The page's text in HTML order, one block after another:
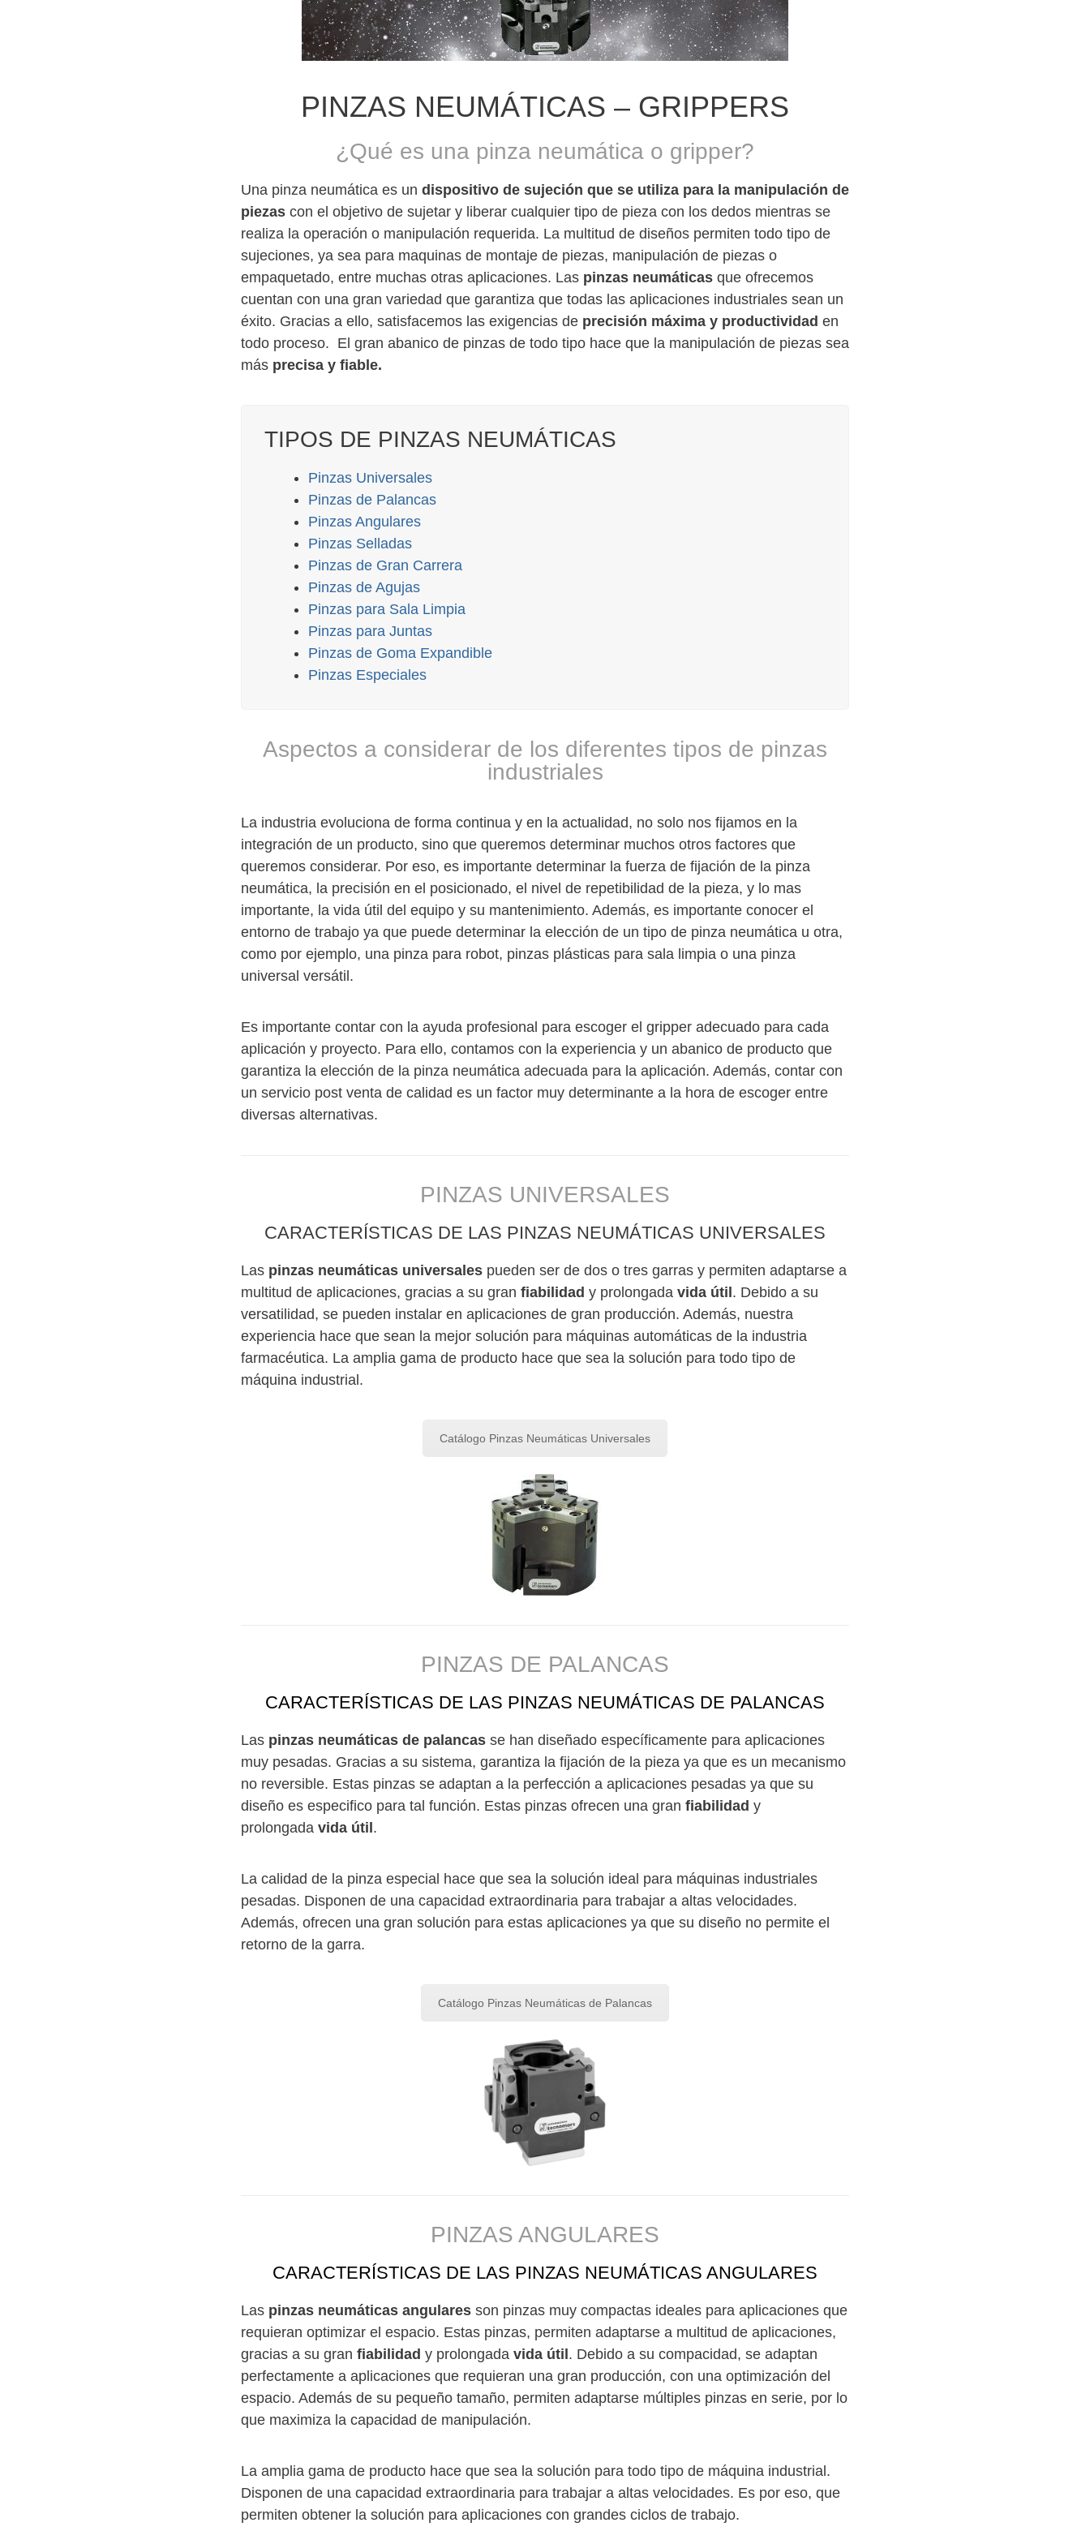
PINZAS NEUMÁTICAS – GRIPPERS
¿Qué es una pinza neumática o gripper?
Una pinza neumática es un dispositivo de sujeción que se utiliza para la manipulación de
piezas con el objetivo de sujetar y liberar cualquier tipo de pieza con los dedos mientras se
realiza la operación o manipulación requerida. La multitud de diseños permiten todo tipo de
sujeciones, ya sea para maquinas de montaje de piezas, manipulación de piezas o
empaquetado, entre muchas otras aplicaciones. Las pinzas neumáticas que ofrecemos
cuentan con una gran variedad que garantiza que todas las aplicaciones industriales sean un
éxito. Gracias a ello, satisfacemos las exigencias de precisión máxima y productividad en
todo proceso. El gran abanico de pinzas de todo tipo hace que la manipulación de piezas sea
más precisa y fiable.
TIPOS DE PINZAS NEUMÁTICAS
Pinzas Universales
Pinzas de Palancas
Pinzas Angulares
Pinzas Selladas
Pinzas de Gran Carrera
Pinzas de Agujas
Pinzas para Sala Limpia
Pinzas para Juntas
Pinzas de Goma Expandible
Pinzas Especiales
Aspectos a considerar de los diferentes tipos de pinzas
industriales
La industria evoluciona de forma continua y en la actualidad, no solo nos fijamos en la
integración de un producto, sino que queremos determinar muchos otros factores que
queremos considerar. Por eso, es importante determinar la fuerza de fijación de la pinza
neumática, la precisión en el posicionado, el nivel de repetibilidad de la pieza, y lo mas
importante, la vida útil del equipo y su mantenimiento. Además, es importante conocer el
entorno de trabajo ya que puede determinar la elección de un tipo de pinza neumática u otra,
como por ejemplo, una pinza para robot, pinzas plásticas para sala limpia o una pinza
universal versátil.
Es importante contar con la ayuda profesional para escoger el gripper adecuado para cada
aplicación y proyecto. Para ello, contamos con la experiencia y un abanico de producto que
garantiza la elección de la pinza neumática adecuada para la aplicación. Además, contar con
un servicio post venta de calidad es un factor muy determinante a la hora de escoger entre
diversas alternativas.
PINZAS UNIVERSALES
CARACTERÍSTICAS DE LAS PINZAS NEUMÁTICAS UNIVERSALES
Las pinzas neumáticas universales pueden ser de dos o tres garras y permiten adaptarse a
multitud de aplicaciones, gracias a su gran fiabilidad y prolongada vida útil. Debido a su
versatilidad, se pueden instalar en aplicaciones de gran producción. Además, nuestra
experiencia hace que sean la mejor solución para máquinas automáticas de la industria
farmacéutica. La amplia gama de producto hace que sea la solución para todo tipo de
máquina industrial.
Catálogo Pinzas Neumáticas Universales
PINZAS DE PALANCAS
CARACTERÍSTICAS DE LAS PINZAS NEUMÁTICAS DE PALANCAS
Las pinzas neumáticas de palancas se han diseñado específicamente para aplicaciones
muy pesadas. Gracias a su sistema, garantiza la fijación de la pieza ya que es un mecanismo
no reversible. Estas pinzas se adaptan a la perfección a aplicaciones pesadas ya que su
diseño es especifico para tal función. Estas pinzas ofrecen una gran fiabilidad y
prolongada vida útil .
La calidad de la pinza especial hace que sea la solución ideal para máquinas industriales
pesadas. Disponen de una capacidad extraordinaria para trabajar a altas velocidades.
Además, ofrecen una gran solución para estas aplicaciones ya que su diseño no permite el
retorno de la garra.
Catálogo Pinzas Neumáticas de Palancas
PINZAS ANGULARES
CARACTERÍSTICAS DE LAS PINZAS NEUMÁTICAS ANGULARES
Las pinzas neumáticas angulares son pinzas muy compactas ideales para aplicaciones que
requieran optimizar el espacio. Estas pinzas, permiten adaptarse a multitud de aplicaciones,
gracias a su gran fiabilidad y prolongada vida útil . Debido a su compacidad, se adaptan
perfectamente a aplicaciones que requieran una gran producción, con una optimización del
espacio. Además de su pequeño tamaño, permiten adaptarse múltiples pinzas en serie, por lo
que maximiza la capacidad de manipulación.
La amplia gama de producto hace que sea la solución para todo tipo de máquina industrial.
Disponen de una capacidad extraordinaria para trabajar a altas velocidades. Es por eso, que
permiten obtener la solución para aplicaciones con grandes ciclos de trabajo.